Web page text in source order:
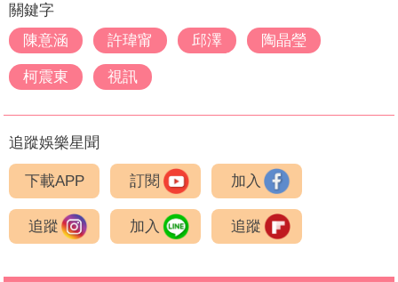
關鍵字
陳意涵
許瑋甯 邱澤 陶晶瑩
柯震東 視訊
追蹤娛樂星聞
下載APP 訂閱 加入
追蹤 加入 追蹤